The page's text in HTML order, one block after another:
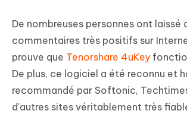
De nombreuses personnes ont laissé
commentaires très positifs sur
prouve que Tenorshare 4uKey
De plus, ce logiciel a été reconnu et
recommandé par Softonic,
d'autres sites véritablement très